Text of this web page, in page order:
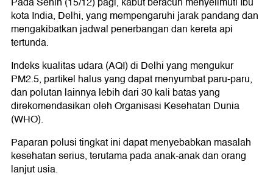
kota India, Delhi, yang mempengaruhi jarak pandang dan
mengakibatkan jadwal penerbangan dan kereta api
tertunda.
Indeks kualitas udara (AQI) di Delhi yang mengukur
PM2.5, partikel halus yang dapat menyumbat paru-paru,
dan polutan lainnya lebih dari 30 kali batas yang
direkomendasikan oleh Organisasi Kesehatan Dunia
(WHO).
Paparan polusi tingkat ini dapat menyebabkan masalah
kesehatan serius, terutama pada anak-anak dan orang
lanjut usia.